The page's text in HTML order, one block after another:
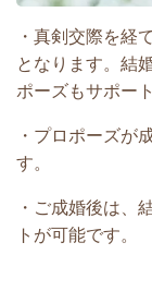
・真剣交際を経
となります。結
ポーズもサポー
・プロポーズが
す。
・ご成婚後は、
トが可能です。